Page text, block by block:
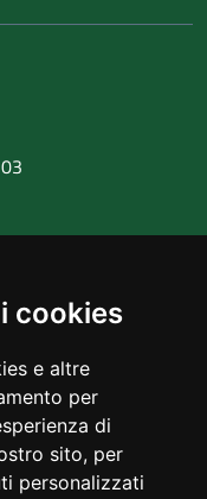
cookies
e altre
per
di
sito, per
personalizzati